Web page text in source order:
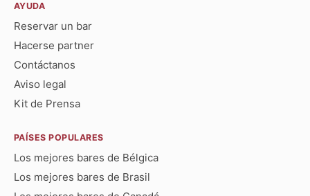
AYUDA
Reservar un bar
Hacerse partner
Contáctanos
Aviso legal
Kit de Prensa
PAÍSES POPULARES
Los mejores bares de Bélgica
Los mejores bares de Brasil